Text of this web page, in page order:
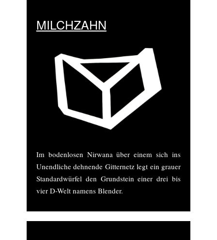
MILCHZAHN
Im bodenlosen Nirwana über einem sich ins
Unendliche dehnende Gitternetz legt ein grauer
Standardwürfel den Grundstein einer drei bis
vier D-Welt namens Blender.